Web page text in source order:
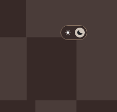
淺色模式
深色模式